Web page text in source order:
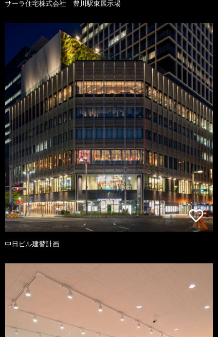
サーラ住宅株式会社 豊川駅東展示場
中日ビル建替計画